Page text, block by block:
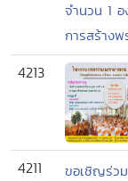
จำนวน 1
การสร้างพ
4213
4211
ขอเชิญร่ว